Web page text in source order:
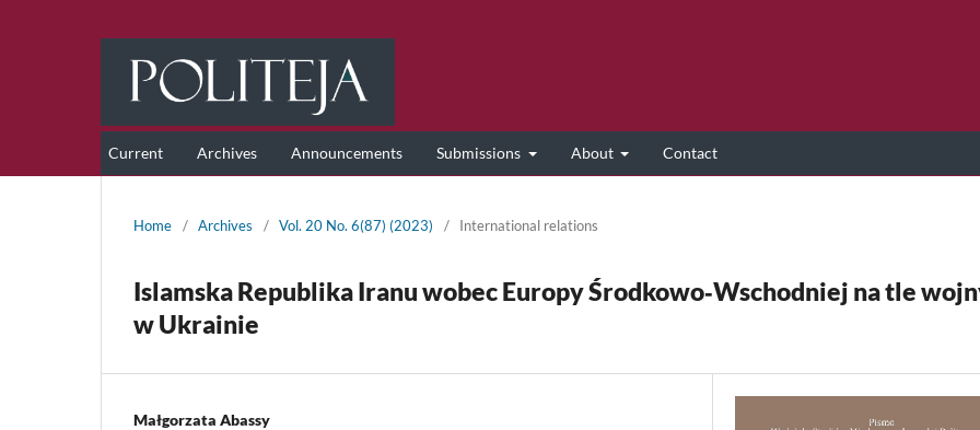
Current Archives Announcements Submissions About Contact
Home / Archives / Vol. 20 No. 6(87) (2023) / International relations
Islamska Republika Iranu wobec Europy Środkowo‑Wschodniej na tle
w Ukrainie
Małgorzata Abassy